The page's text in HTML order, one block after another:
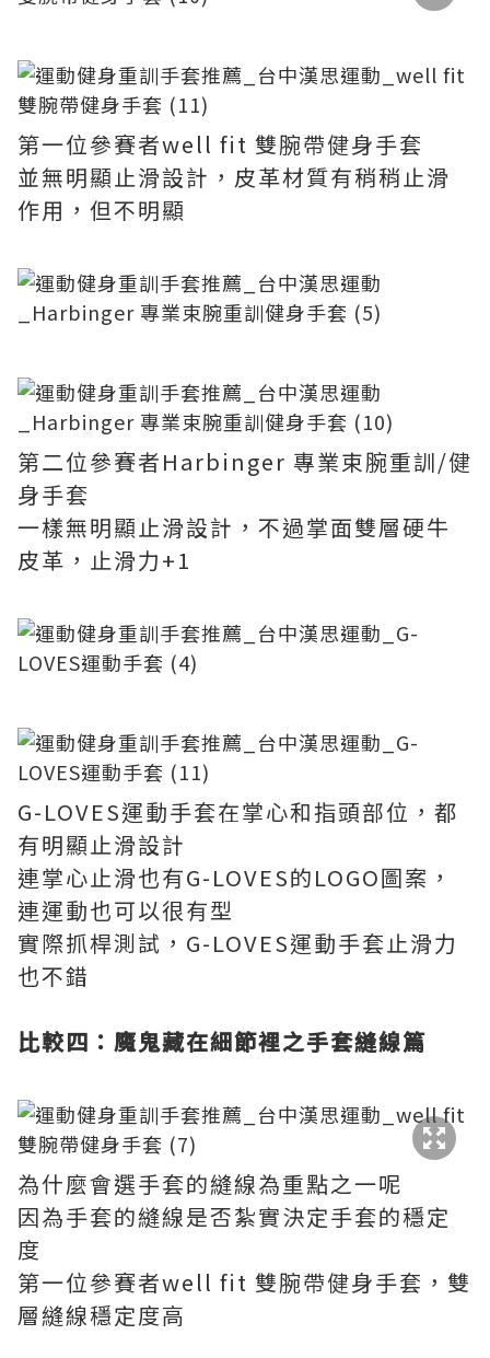
第一位參賽者well fit 雙腕帶健身手套
並無明顯止滑設計，皮革材質有稍稍止滑
作用，但不明顯
第二位參賽者Harbinger 專業束腕重訓/健
身手套
一樣無明顯止滑設計，不過掌面雙層硬牛
皮革，止滑力+1
G-LOVES運動手套在掌心和指頭部位，都
有明顯止滑設計
連掌心止滑也有G-LOVES的LOGO圖案，
連運動也可以很有型
實際抓桿測試，G-LOVES運動手套止滑力
也不錯
比較四：魔鬼藏在細節裡之手套縫線篇
為什麼會選手套的縫線為重點之一呢
因為手套的縫線是否紮實決定手套的穩定
度
第一位參賽者well fit 雙腕帶健身手套，雙
層縫線穩定度高